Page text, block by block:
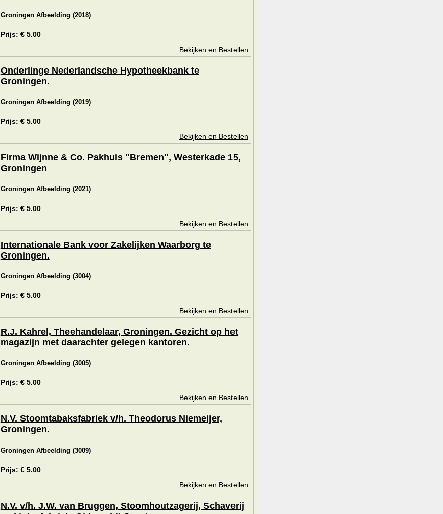
Groningen Afbeelding (2018)
Prijs: € 5.00
Bekijken en Bestellen
Onderlinge Nederlandsche Hypotheekbank te
Groningen.
Groningen Afbeelding (2019)
Prijs: € 5.00
Bekijken en Bestellen
Firma Wijnne & Co. Pakhuis "Bremen", Westerkade 15,
Groningen
Groningen Afbeelding (2021)
Prijs: € 5.00
Bekijken en Bestellen
Internationale Bank voor Zakelijken Waarborg te
Groningen.
Groningen Afbeelding (3004)
Prijs: € 5.00
Bekijken en Bestellen
R.J. Kahrel, Theehandelaar, Groningen. Gezicht op het
magazijn met daarachter gelegen kantoren.
Groningen Afbeelding (3005)
Prijs: € 5.00
Bekijken en Bestellen
N.V. Stoomtabaksfabriek v/h. Theodorus Niemeijer,
Groningen.
Groningen Afbeelding (3009)
Prijs: € 5.00
Bekijken en Bestellen
N.V. v/h. J.W. van Bruggen, Stoomhoutzagerij, Schaverij